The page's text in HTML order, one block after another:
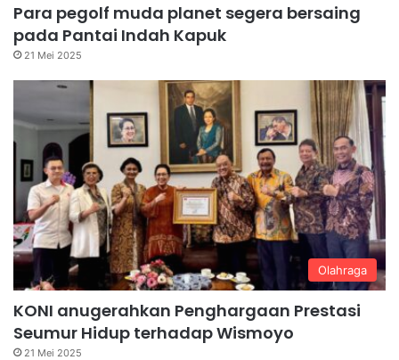
Para pegolf muda planet segera bersaing
pada Pantai Indah Kapuk
21 Mei 2025
Olahraga
KONI anugerahkan Penghargaan Prestasi
Seumur Hidup terhadap Wismoyo
21 Mei 2025